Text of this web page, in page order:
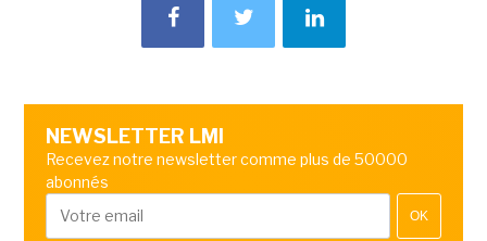
NEWSLETTER LMI
Recevez notre newsletter comme plus de 50000
abonnés
OK